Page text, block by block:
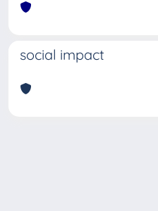
social impact